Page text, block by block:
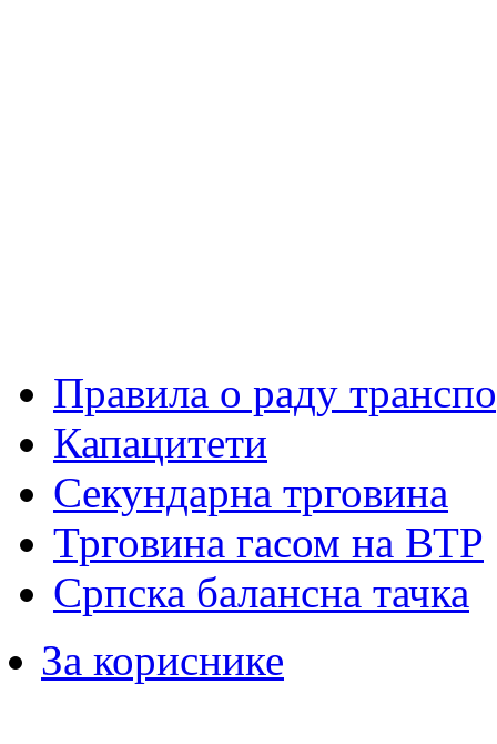
Правила о раду
Капацитети
Секундарна трговина
Трговина гасом на ВТР
Српска балансна тачка
За кориснике